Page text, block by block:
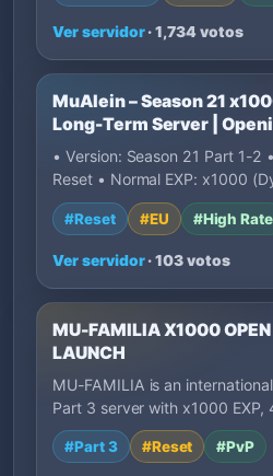
Ver servidor· 1,734 votos
MuAlein – Season 21
Long-Term Server |
• Version: Season 21 Part 1-2
Reset • Normal EXP: x1000
#Reset #EU #High Rate
Ver servidor· 103 votos
MU-FAMILIA X1000 OPEN
LAUNCH
MU-FAMILIA is an
Part 3 server with x1000
#Part 3 #Reset #PvP